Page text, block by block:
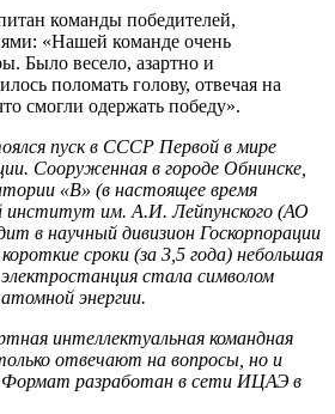
команды победителей,
«Нашей команде очень
Было весело, азартно и
поломать голову, отвечая на
смогли одержать победу».
пуск в СССР Первой в мире
Сооруженная в городе Обнинске,
«В» (в настоящее время
институт им. А.И. Лейпунского (АО
в научный дивизион Госкорпорации
сроки (за 3,5 года) небольшая
стала символом
энергии.
интеллектуальная командная
отвечают на вопросы, но и
Формат разработан в сети ИЦАЭ в